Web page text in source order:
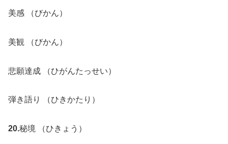
美感 （びかん）
美観 （びかん）
悲願達成 （ひがんたっせい）
弾き語り （ひきかたり）
20.秘境 （ひきょう）